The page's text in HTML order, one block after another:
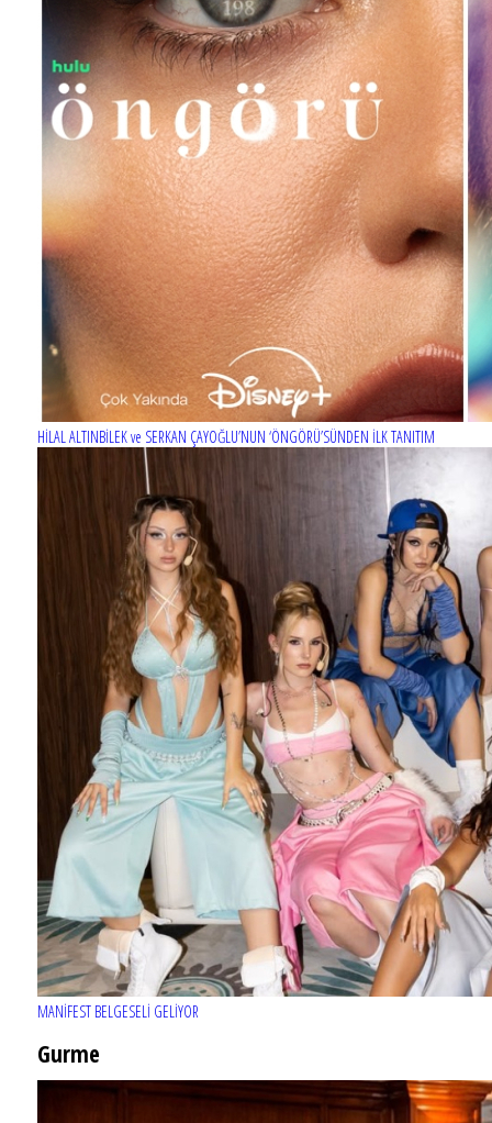
MERCAN KÖŞK dizisinin afişi hazır
HİLAL ALTINBİLEK ve SERKAN ÇAYOĞLU’NUN ‘ÖNGÖRÜ’SÜNDEN İLK TANITIM
MANİFEST BELGESELİ GELİYOR
Gurme
EĞLENCE HAYATINA YENİ SOLUK: Gabbro Dream Theatre